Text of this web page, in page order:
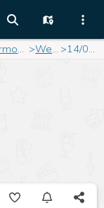
Clermont-Ferrand > Weekend > 14/06/2025